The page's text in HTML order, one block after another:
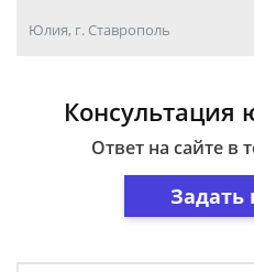
Юлия, г. Ставрополь
Консультация
Ответ на сайте в
Задать